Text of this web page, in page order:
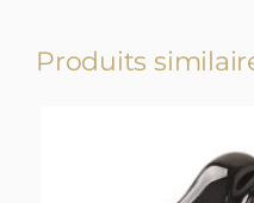
Produits